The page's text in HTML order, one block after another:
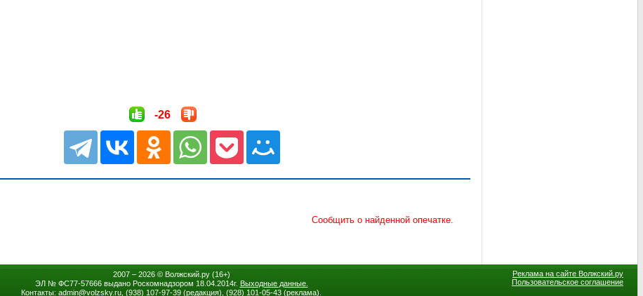
-26
2007 – 2026 © Волжский.ру(16+)
ЭЛ № ФС77-57666 выдано Роскомнадзором 18.04.2014г. Выходные данные.
Контакты: admin@volzsky.ru, (938) 107-97-39 (редакция), (928) 101-05-43 (реклама).
Реклама на сайте Волжский.ру
Пользовательское соглашение